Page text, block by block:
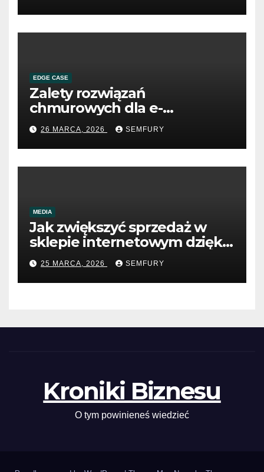
EDGE CASE
Zalety rozwiązań
chmurowych dla e-
commerce B2B
26 MARCA, 2026 SEMFURY
MEDIA
Jak zwiększyć sprzedaż w
sklepie internetowym dzięki
SEO
25 MARCA, 2026 SEMFURY
Kroniki Biznesu
O tym powinieneś wiedzieć